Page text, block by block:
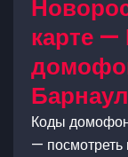
карте —
Барнаул
Коды
— посмотреть